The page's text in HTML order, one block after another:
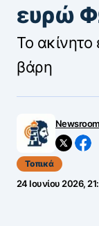
ευρώ
Το
βάρη
Τοπικά
24 Ιουνίου 2026,